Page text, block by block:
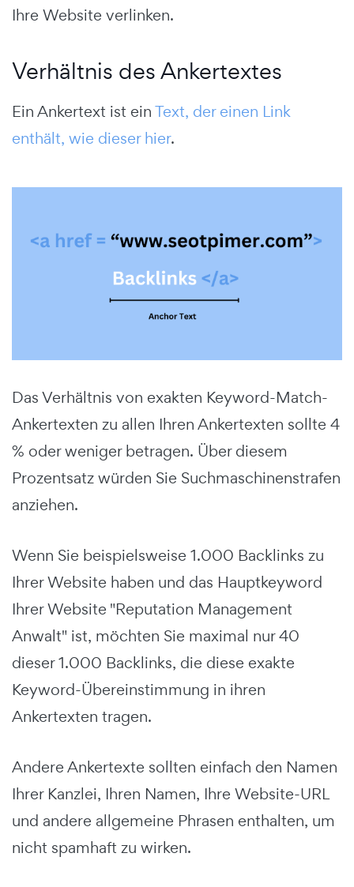
Ihre Website verlinken.
Verhältnis des Ankertextes
Ein Ankertext ist einText, der einen Link
enthält, wie dieser hier.
Das Verhältnis von exakten Keyword-Match-
Ankertexten zu allen Ihren Ankertexten sollte 4
% oder weniger betragen. Über diesem
Prozentsatz würden Sie Suchmaschinenstrafen
anziehen.
Wenn Sie beispielsweise 1.000 Backlinks zu
Ihrer Website haben und das Hauptkeyword
Ihrer Website "Reputation Management
Anwalt" ist, möchten Sie maximal nur 40
dieser 1.000 Backlinks, die diese exakte
Keyword-Übereinstimmung in ihren
Ankertexten tragen.
Andere Ankertexte sollten einfach den Namen
Ihrer Kanzlei, Ihren Namen, Ihre Website-URL
und andere allgemeine Phrasen enthalten, um
nicht spamhaft zu wirken.